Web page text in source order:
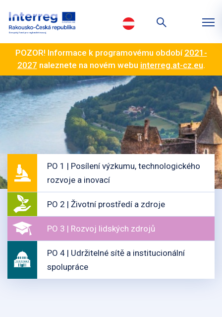
POZOR! Informace k programovému období 2021-
2027 naleznete na novém webu interreg.at-cz.eu.
PO 1 | Posílení výzkumu, technologického
rozvoje a inovací
PO 2 | Životní prostředí a zdroje
PO 3 | Rozvoj lidských zdrojů
PO 4 | Udržitelné sítě a institucionální
spolupráce